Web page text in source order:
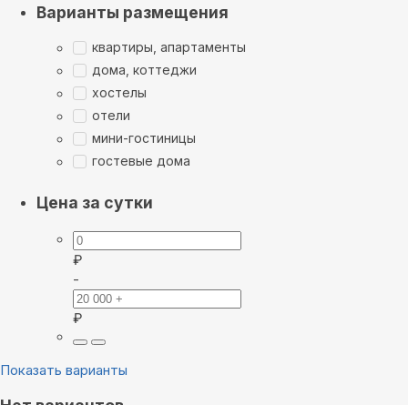
Варианты размещения
квартиры, апартаменты
дома, коттеджи
хостелы
отели
мини-гостиницы
гостевые дома
Цена за сутки
₽
-
₽
Показать варианты